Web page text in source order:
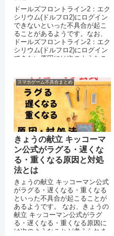
ドールズフロントライン2：エク
シリウム(ドルフロ2)にログイン
できないといった不具合が起こ
ることがあるようです。なお、
ドールズフロントライン2：エク
シリウム(ドルフロ2)にログイン
できない原因には次のようなこ
スマホゲーム不具合まとめ
きょうの献立 キッコーマ
ン公式がラグる・遅くな
る・重くなる原因と対処
法とは
きょうの献立 キッコーマン公式
がラグる・遅くなる・重くなる
といった不具合が起こることが
あるようです。 なお、きょうの
献立 キッコーマン公式がラグ
る・遅くなる・重くなる原因に
は次のようなことが考えられま